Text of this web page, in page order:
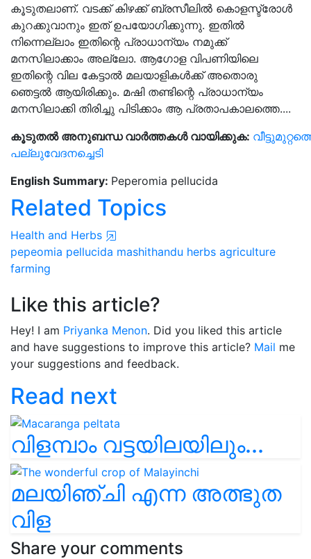
കൂടുതലാണ്. വടക്ക് കിഴക്ക് ബ്രസീലിൽ കൊളസ്ട്രോൾ
കുറക്കുവാനും ഇത് ഉപയോഗിക്കുന്നു. ഇതിൽ
നിന്നെല്ലാം ഇതിന്റെ പ്രാധാന്യം നമുക്ക്
മനസിലാക്കാം അല്ലോ. ആഗോള വിപണിയിലെ
ഇതിന്റെ വില കേട്ടാൽ മലയാളികൾക്ക് അതൊരു
ഞെട്ടൽ ആയിരിക്കും. മഷി തണ്ടിന്റെ പ്രാധാന്യം
മനസിലാക്കി തിരിച്ചു പിടിക്കാം ആ പ്രതാപകാലത്തെ....
കൂടുതൽ അനുബന്ധ വാർത്തകൾ വായിക്കുക:
പല്ലുവേദനച്ചെടി
English Summary: Peperomia pellucida
Related Topics
Health and Herbs
pepeomia pellucida mashithandu herbs agriculture
farming
Like this article?
Hey! I am Priyanka Menon. Did you liked this article
and have suggestions to improve this article? Mail me
your suggestions and feedback.
Read next
വിളമ്പാം വട്ടയിലയിലും...
മലയിഞ്ചി എന്ന അത്ഭുത
വിള
Share your comments